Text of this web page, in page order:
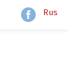
Rus